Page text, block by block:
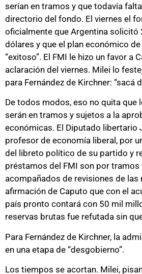
serían en tramos y que todavía
directorio del fondo. El viernes el
oficialmente que Argentina solicitó
dólares y que el plan económico
“exitoso”. El FMI le hizo un favor a
aclaración del viernes. Milei lo
para Fernández de Kirchner: “sacá
De todos modos, eso no quita que
serán en tramos y sujetos a la
económicas. El Diputado libertario
profesor de economía liberal, por
del libreto político de su partido y
préstamos del FMI son por tramos
acompañados de revisiones de
afirmación de Caputo que con el
país pronto contará con 50 mil
reservas brutas fue refutada sin
Para Fernández de Kirchner, la
en una etapa de “desgobierno”.
Los tiempos se acortan. Milei,